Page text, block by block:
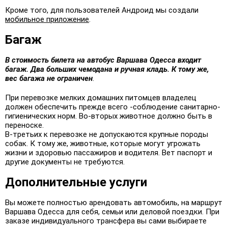
Кроме того, для пользователей Андроид мы создали
мобильное приложение.
Багаж
В стоимость билета на автобус Варшава Одесса входит
багаж. Два больших чемодана и ручная кладь. К тому же,
вес багажа не ограничен.
При перевозке мелких домашних питомцев владелец
должен обеспечить прежде всего -соблюдение санитарно-
гигиенических норм. Во-вторых животное должно быть в
переноске.
В-третьих к перевозке не допускаются крупные породы
собак. К тому же, животные, которые могут угрожать
жизни и здоровью пассажиров и водителя. Вет паспорт и
другие документы не требуются.
Дополнительные услуги
Вы можете полностью арендовать автомобиль, на маршрут
Варшава Одесса для себя, семьи или деловой поездки. При
заказе индивидуального трансфера вы сами выбираете